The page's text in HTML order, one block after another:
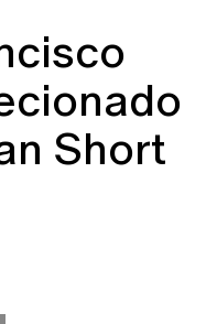
Short